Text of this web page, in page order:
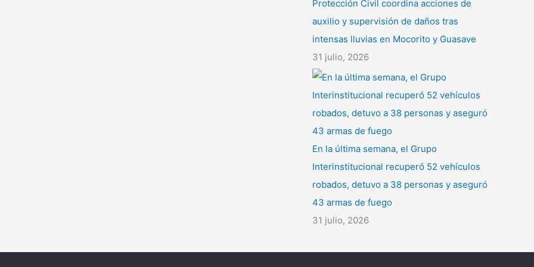
Protección Civil coordina acciones de
auxilio y supervisión de daños tras
intensas lluvias en Mocorito y Guasave
31 julio, 2026
En la última semana, el Grupo
Interinstitucional recuperó 52 vehículos
robados, detuvo a 38 personas y aseguró
43 armas de fuego
31 julio, 2026